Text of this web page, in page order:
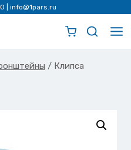
info@1pars.ru
/ Клипса